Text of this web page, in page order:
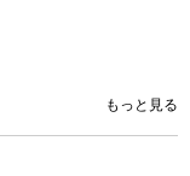
もっと見る